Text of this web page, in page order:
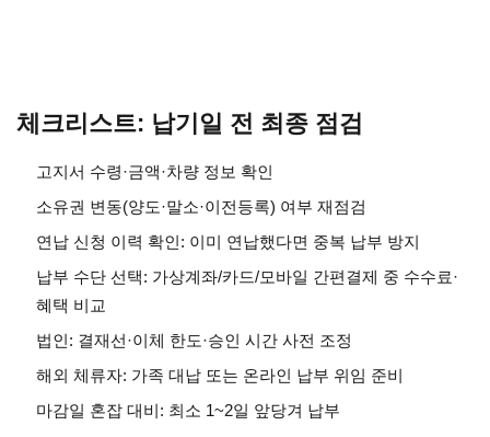
체크리스트: 납기일 전 최종 점검
고지서 수령·금액·차량 정보 확인
소유권 변동(양도·말소·이전등록) 여부 재점검
연납 신청 이력 확인: 이미 연납했다면 중복 납부 방지
납부 수단 선택: 가상계좌/카드/모바일 간편결제 중 수수료·
혜택 비교
법인: 결재선·이체 한도·승인 시간 사전 조정
해외 체류자: 가족 대납 또는 온라인 납부 위임 준비
마감일 혼잡 대비: 최소 1~2일 앞당겨 납부